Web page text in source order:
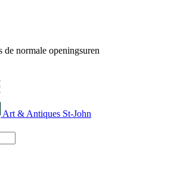
normale openingsuren
Art & Antiques St-John